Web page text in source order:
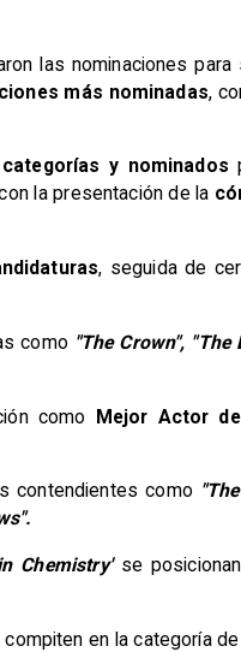
las nominaciones para
más nominadas,
categorías y nominados
la presentación de la
, seguida de
como "The Crown", "The
como Mejor Actor
contendientes como
Chemistry'se
en la categoría de